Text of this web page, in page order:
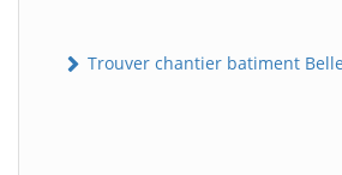
Trouver chantier batiment